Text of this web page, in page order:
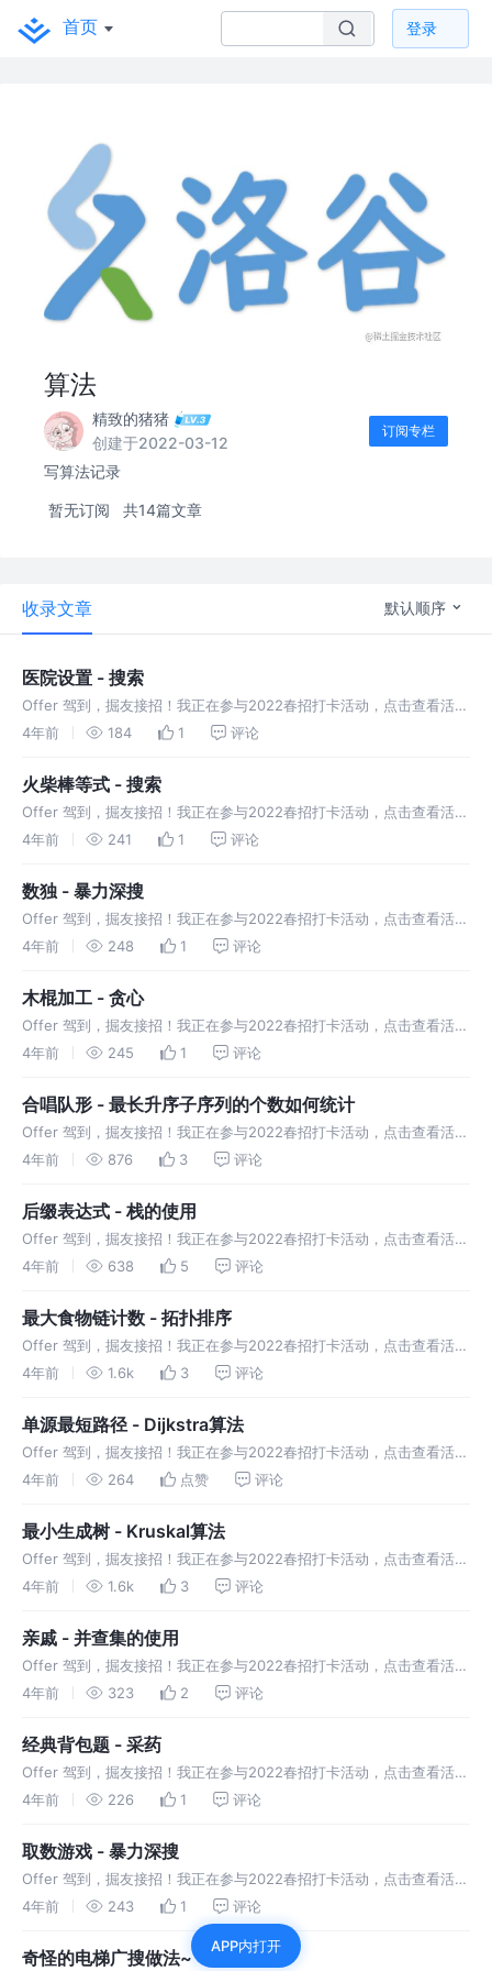
首页 登录
算法
精致的猪猪
创建于2022-03-12
订阅专栏
写算法记录
暂无订阅 共14篇文章
收录文章 默认顺序
医院设置 - 搜索
Offer 驾到，掘友接招！我正在参与2022春招打卡活动，点击查看活动
详情。存储二叉树数据，进行读取
4年前 184 1 评论
火柴棒等式 - 搜索
Offer 驾到，掘友接招！我正在参与2022春招打卡活动，点击查看活动
详情。给你n根火柴棍，你可以拼出多少个形如“A+B=C”的等式？
4年前 241 1 评论
数独 - 暴力深搜
Offer 驾到，掘友接招！我正在参与2022春招打卡活动，点击查看活动
详情。 数独是根据 9×9 盘面上的已知数字，推理出所有剩余空格的数
4年前 248 1 评论
木棍加工 - 贪心
Offer 驾到，掘友接招！我正在参与2022春招打卡活动，点击查看活动
详情。要确定一个问题是否适合用贪心算法求解，必须证明每一步所作
4年前 245 1 评论
合唱队形 - 最长升序子序列的个数如何统计
Offer 驾到，掘友接招！我正在参与2022春招打卡活动，点击查看活动
详情。已知所有 n 位同学的身高，计算最少需要几位同学出列，可以使
4年前 876 3 评论
后缀表达式 - 栈的使用
Offer 驾到，掘友接招！我正在参与2022春招打卡活动，点击查看活动
详情。输入后缀表达式，输出表达式的值~
4年前 638 5 评论
最大食物链计数 - 拓扑排序
Offer 驾到，掘友接招！我正在参与2022春招打卡活动，点击查看活动
详情。 给一个食物网，你要求出这个食物网中最大食物链的数量。
4年前 1.6k 3 评论
单源最短路径 - Dijkstra算法
Offer 驾到，掘友接招！我正在参与2022春招打卡活动，点击查看活动
详情。 给定一个 n 个点，m 条有向边的带非负权图，请你计算从 s 出
4年前 264 点赞 评论
最小生成树 - Kruskal算法
Offer 驾到，掘友接招！我正在参与2022春招打卡活动，点击查看活动
详情。 给出一个无向图，求出最小生成树
4年前 1.6k 3 评论
亲戚 - 并查集的使用
Offer 驾到，掘友接招！我正在参与2022春招打卡活动，点击查看活动
详情。给出亲戚关系，问x和y是不是亲戚~
4年前 323 2 评论
经典背包题 - 采药
Offer 驾到，掘友接招！我正在参与2022春招打卡活动，点击查看活动
详情。应用01背包的思路做这道题
4年前 226 1 评论
取数游戏 - 暴力深搜
Offer 驾到，掘友接招！我正在参与2022春招打卡活动，点击查看活动
详情。在矩阵中选中不相邻的数相加求最大值，需要注意哪些细节呢~
4年前 243 1 评论
奇怪的电梯广搜做法~
APP内打开